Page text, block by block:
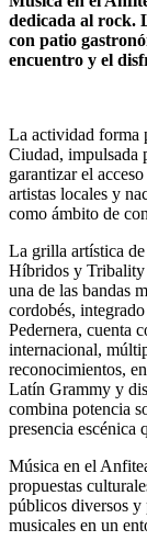
dedicada al rock.
con patio
encuentro y el
La actividad forma
Ciudad, impulsada
garantizar el
artistas locales y
como ámbito de
La grilla artística
Híbridos y Tribality
una de las bandas
cordobés,
Pedernera, cuenta
internacional,
reconocimientos,
Latín Grammy y
combina potencia
presencia escénica
Música en el
propuestas
públicos diversos y
musicales en un